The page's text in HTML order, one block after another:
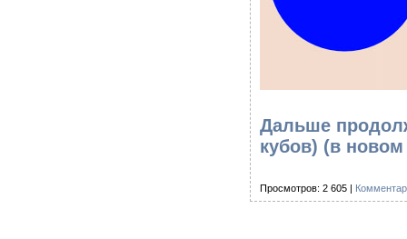
Дальше
кубов) (в новом
Просмотров: 2 605 |